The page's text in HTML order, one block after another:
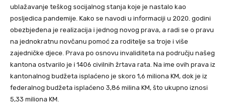
ublažavanje teškog socijalnog stanja koje je nastalo kao
posljedica pandemije. Kako se navodi u informaciji u 2020. godini
obezbjeđena je realizacija i jednog novog prava, a radi se o pravu
na jednokratnu novčanu pomoć za roditelje sa troje i više
zajedničke djece. Prava po osnovu invaliditeta na području našeg
kantona ostvarilo je i 1406 civilnih žrtava rata. Na ime ovih prava iz
kantonalnog budžeta isplaćeno je skoro 1,6 miliona KM, dok je iz
federalnog budžeta isplaćeno 3,86 milina KM, što ukupno iznosi
5,33 miliona KM.